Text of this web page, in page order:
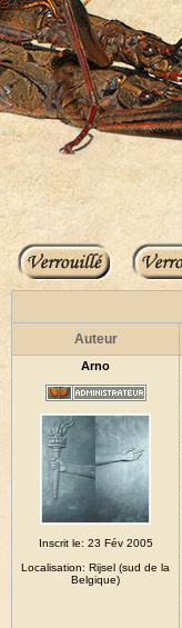
Auteur
Arno
Inscrit le: 23 Fév 2005
Localisation: Rijsel (sud de la
Belgique)